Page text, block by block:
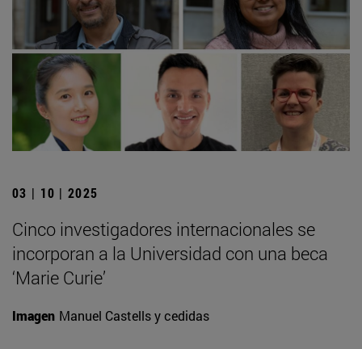
03 | 10 | 2025
Cinco investigadores internacionales se
incorporan a la Universidad con una beca
‘Marie Curie’
Imagen Manuel Castells y cedidas